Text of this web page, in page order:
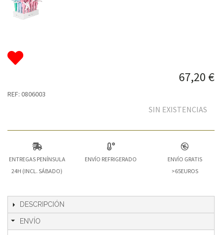
67,20 €
REF: 0806003
SIN EXISTENCIAS
ENTREGAS PENÍNSULA
24H (INCL. SÁBADO)
ENVÍO REFRIGERADO
ENVÍO GRATIS
>65EUROS
DESCRIPCIÓN
ENVÍO